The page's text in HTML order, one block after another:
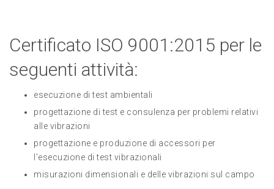
Certificato ISO 9001:2015 per le
seguenti attività:
esecuzione di test ambientali
progettazione di test e consulenza per problemi relativi
alle vibrazioni
progettazione e produzione di accessori per
l'esecuzione di test vibrazionali
misurazioni dimensionali e delle vibrazioni sul campo